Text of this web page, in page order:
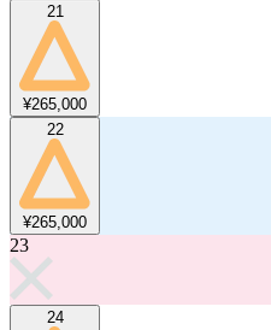
21
¥265,000
22
¥265,000
23
24